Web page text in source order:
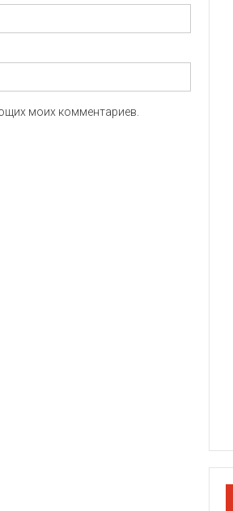
моих комментариев.